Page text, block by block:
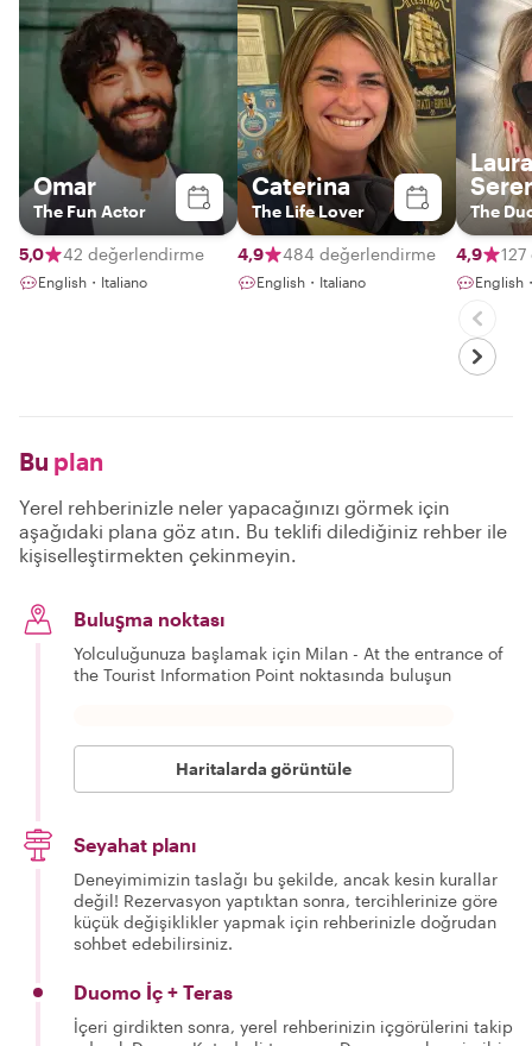
Omar
The Fun Actor
5,0 42 değerlendirme
English・Italiano
Caterina
The Life Lover
4,9 484 değerlendirme
English・Italiano
Laura
The
4,9
English
Bu plan
Yerel rehberinizle neler yapacağınızı görmek için
aşağıdaki plana göz atın. Bu teklifi dilediğiniz rehber ile
kişiselleştirmekten çekinmeyin.
Buluşma noktası
Yolculuğunuza başlamak için Milan - At the entrance of
the Tourist Information Point noktasında buluşun
Haritalarda görüntüle
Seyahat planı
Deneyimimizin taslağı bu şekilde, ancak kesin kurallar
değil! Rezervasyon yaptıktan sonra, tercihlerinize göre
küçük değişiklikler yapmak için rehberinizle doğrudan
sohbet edebilirsiniz.
Duomo İç + Teras
İçeri girdikten sonra, yerel rehberinizin içgörülerini takip